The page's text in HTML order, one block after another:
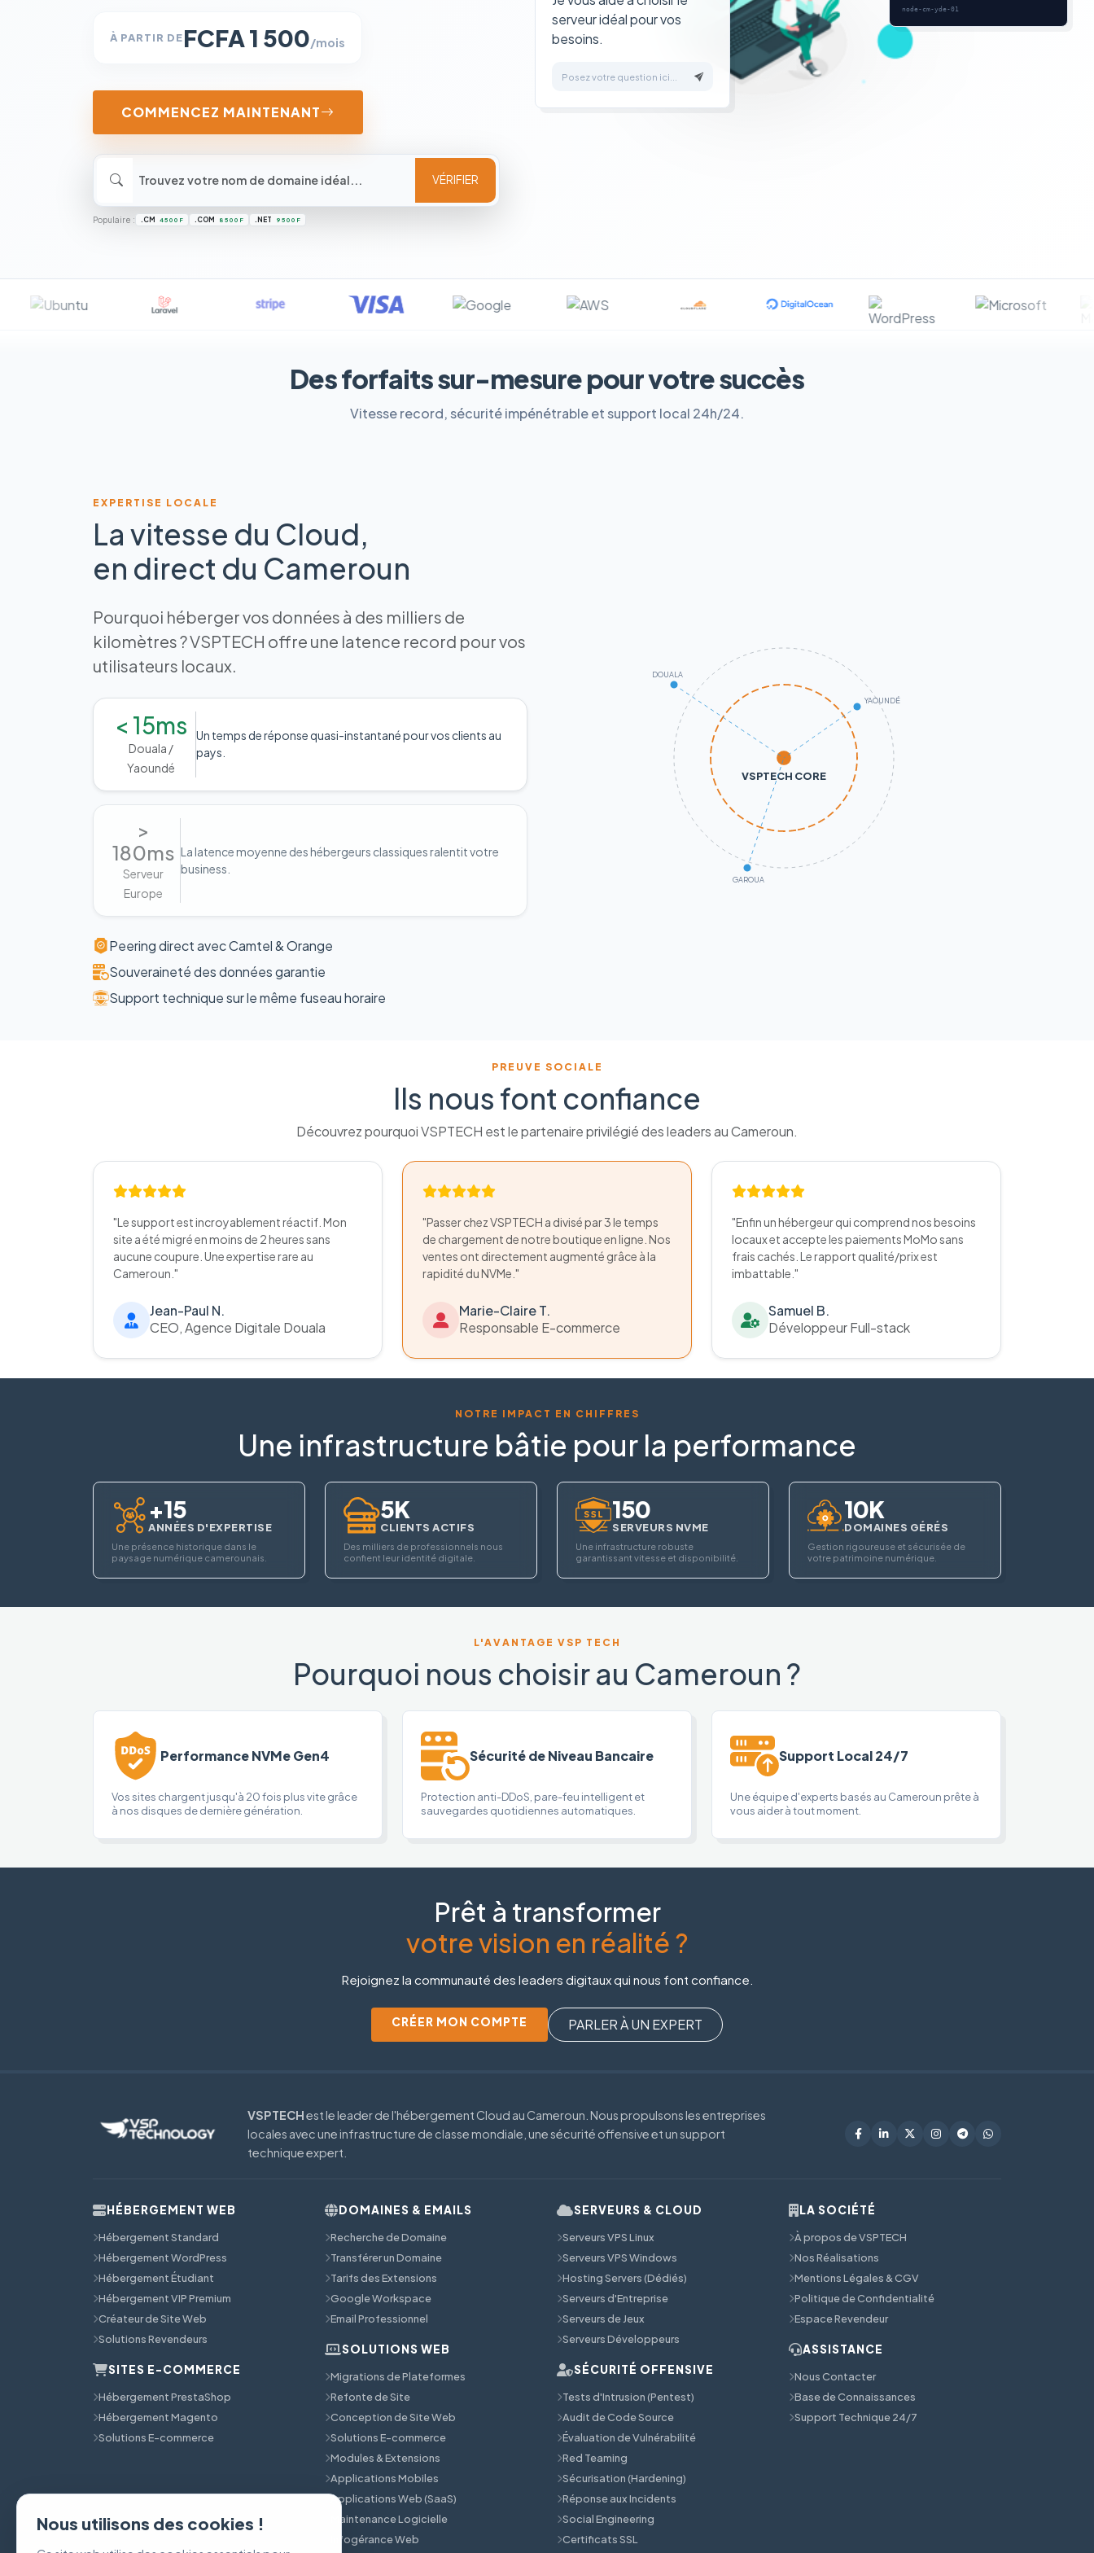
À PARTIR DEFCFA 1 500/mois
COMMENCEZ MAINTENANT
VÉRIFIER
Populaire : .CM 4 500 F .COM 8 500 F .NET 9 500 F
serveur idéal pour vos
besoins.
Posez votre question ici...
node-cm-yde-01
Des forfaits sur-mesure pour votre succès
Vitesse record, sécurité impénétrable et support local 24h/24.
EXPERTISE LOCALE
La vitesse du Cloud,
en direct du Cameroun
Pourquoi héberger vos données à des milliers de
kilomètres ? VSPTECH offre une latence record pour vos
utilisateurs locaux.
< 15ms
Douala /
Yaoundé
Un temps de réponse quasi-instantané pour vos clients au
pays.
>
180ms
Serveur
Europe
La latence moyenne des hébergeurs classiques ralentit votre
business.
Peering direct avec Camtel & Orange
Souveraineté des données garantie
Support technique sur le même fuseau horaire
VSPTECH CORE
DOUALA
YAOUNDÉ
GAROUA
PREUVE SOCIALE
Ils nous font confiance
Découvrez pourquoi VSPTECH est le partenaire privilégié des leaders au Cameroun.
"Le support est incroyablement réactif. Mon
site a été migré en moins de 2 heures sans
aucune coupure. Une expertise rare au
Cameroun."
Jean-Paul N.
CEO, Agence Digitale Douala
"Passer chez VSPTECH a divisé par 3 le temps
de chargement de notre boutique en ligne. Nos
ventes ont directement augmenté grâce à la
rapidité du NVMe."
Marie-Claire T.
Responsable E-commerce
"Enfin un hébergeur qui comprend nos besoins
locaux et accepte les paiements MoMo sans
frais cachés. Le rapport qualité/prix est
imbattable."
Samuel B.
Développeur Full-stack
NOTRE IMPACT EN CHIFFRES
Une infrastructure bâtie pour la performance
+15
ANNÉES D'EXPERTISE
Une présence historique dans le
paysage numérique camerounais.
5K
CLIENTS ACTIFS
Des milliers de professionnels nous
confient leur identité digitale.
150
SERVEURS NVME
Une infrastructure robuste
garantissant vitesse et disponibilité.
10K
DOMAINES GÉRÉS
Gestion rigoureuse et sécurisée de
votre patrimoine numérique.
L'AVANTAGE VSP TECH
Pourquoi nous choisir au Cameroun ?
Performance NVMe Gen4
Vos sites chargent jusqu'à 20 fois plus vite grâce
à nos disques de dernière génération.
Sécurité de Niveau Bancaire
Protection anti-DDoS, pare-feu intelligent et
sauvegardes quotidiennes automatiques.
Support Local 24/7
Une équipe d'experts basés au Cameroun prête à
vous aider à tout moment.
Prêt à transformer
votre vision en réalité ?
Rejoignez la communauté des leaders digitaux qui nous font confiance.
CRÉER MON COMPTE PARLER À UN EXPERT
VSPTECHest le leader de l'hébergement Cloud au Cameroun. Nous propulsons les entreprises
locales avec une infrastructure de classe mondiale, une sécurité offensive et un support
technique expert.
HÉBERGEMENT WEB
Hébergement Standard
Hébergement WordPress
Hébergement Étudiant
Hébergement VIP Premium
Créateur de Site Web
Solutions Revendeurs
SITES E-COMMERCE
Hébergement PrestaShop
Hébergement Magento
Solutions E-commerce
DOMAINES & EMAILS
Recherche de Domaine
Transférer un Domaine
Tarifs des Extensions
Google Workspace
Email Professionnel
SOLUTIONS WEB
Migrations de Plateformes
Refonte de Site
Conception de Site Web
Solutions E-commerce
Modules & Extensions
Applications Mobiles
Applications Web (SaaS)
Maintenance Logicielle
Infogérance Web
SERVEURS & CLOUD
Serveurs VPS Linux
Serveurs VPS Windows
Hosting Servers (Dédiés)
Serveurs d'Entreprise
Serveurs de Jeux
Serveurs Développeurs
SÉCURITÉ OFFENSIVE
Tests d'Intrusion (Pentest)
Audit de Code Source
Évaluation de Vulnérabilité
Red Teaming
Sécurisation (Hardening)
Réponse aux Incidents
Social Engineering
Certificats SSL
LA SOCIÉTÉ
À propos de VSPTECH
Nos Réalisations
Mentions Légales & CGV
Politique de Confidentialité
Espace Revendeur
ASSISTANCE
Nous Contacter
Base de Connaissances
Support Technique 24/7
Nous utilisons des cookies !